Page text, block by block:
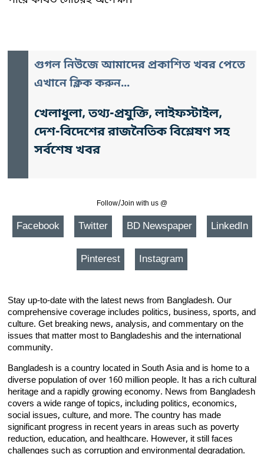
গুগল নিউজে আমাদের প্রকাশিত খবর পেতে
এখানে ক্লিক করুন...
খেলাধুলা, তথ্য-প্রযুক্তি, লাইফস্টাইল,
দেশ-বিদেশের রাজনৈতিক বিশ্লেষণ সহ
সর্বশেষ খবর
Follow/Join with us @
Facebook Twitter BD Newspaper LinkedIn
Pinterest Instagram
Stay up-to-date with the latest news from Bangladesh. Our
comprehensive coverage includes politics, business, sports, and
culture. Get breaking news, analysis, and commentary on the
issues that matter most to Bangladeshis and the international
community.
Bangladesh is a country located in South Asia and is home to a
diverse population of over 160 million people. It has a rich cultural
heritage and a rapidly growing economy. News from Bangladesh
covers a wide range of topics, including politics, economics,
social issues, culture, and more. The country has made
significant progress in recent years in areas such as poverty
reduction, education, and healthcare. However, it still faces
challenges such as corruption and environmental degradation.